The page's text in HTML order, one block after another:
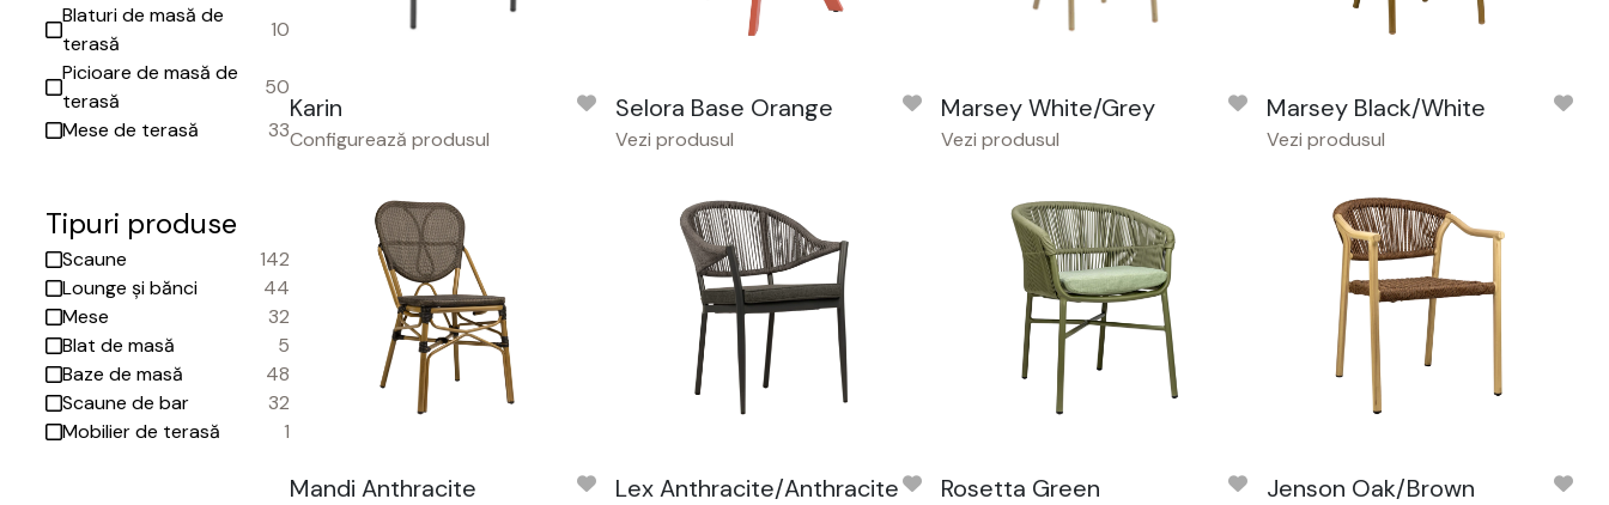
Blaturi de masă de
terasă
10
Picioare de masă de
terasă
50
Mese de terasă
33
Tipuri produse
Scaune
142
Lounge și bănci
44
Mese
32
Blat de masă
5
Baze de masă
48
Scaune de bar
32
Mobilier de terasă
1
Karin
Configurează produsul
Selora Base Orange
Vezi produsul
Marsey White/Grey
Vezi produsul
Marsey Black/White
Vezi produsul
Mandi Anthracite Lex Anthracite/Anthracite Rosetta Green Jenson Oak/Brown